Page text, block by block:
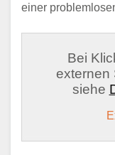
einer
Bei
externen
siehe